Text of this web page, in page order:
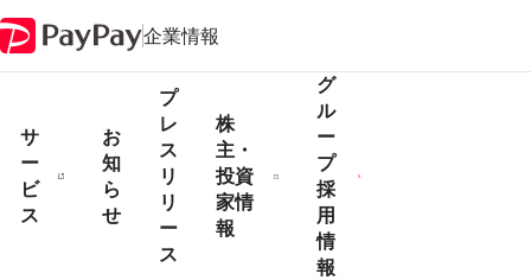
企業情報
サ
ー
ビ
ス
お
知
ら
せ
プ
レ
ス
リ
リ
ー
ス
株
主・
投資
家情
報
グ
ル
ー
プ
採
用
情
報